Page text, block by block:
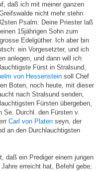
daß ich mit meiner ganzen
nicht mehr stehn
Psalm: Deine Priester laß
15jährigen Sohn zum
Edelgüther. Ich aber bin
ein Vorgesetzter, und ich
anlegen, und dann will ich
lauchtigste Fürst in Stralsund,
von Hessenstein soll Chef
Boten, noch heute, mit dieser
nach Stralsund senden,
Fürsten übergeben,
Se. Durchl. den Fürsten v.
Carl von Platen seyn, der
an den Durchlauchtigsten
daß ein Prediger einem jungen
erreicht hat, Befehl gebe;